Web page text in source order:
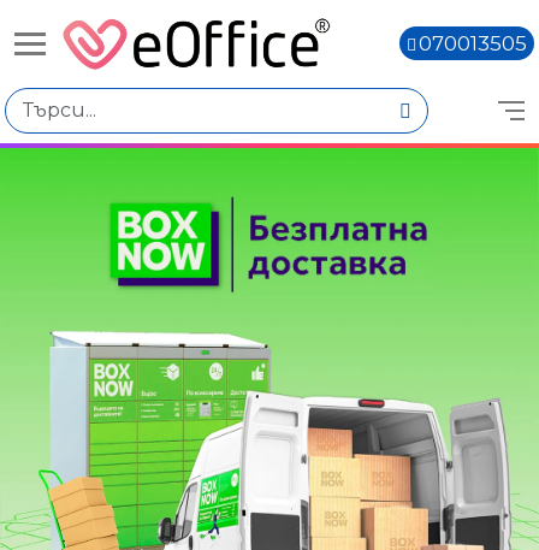
070013505
Избери по
Цена
€1.01 - €2.00
€3.03 - €4.02
€4.04 - €5.03
Наличен
Няма наличност